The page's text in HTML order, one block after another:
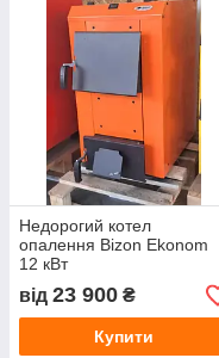
Недорогий котел
опалення Bizon Ekonom
12 кВт
від 23 900 ₴
Купити